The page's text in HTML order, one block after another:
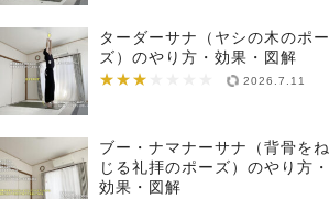
ターダーサナ（ヤシの木のポー
ズ）のやり方・効果・図解
★★★
★★★★★★★ 2026.7.11
ブー・ナマナーサナ（背骨をね
じる礼拝のポーズ）のやり方・
効果・図解